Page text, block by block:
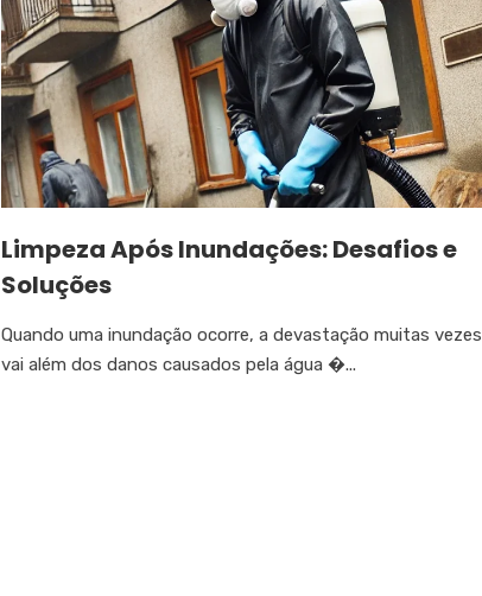
Limpeza Após Inundações: Desafios e
Soluções
Quando uma inundação ocorre, a devastação muitas vezes
vai além dos danos causados pela água �...